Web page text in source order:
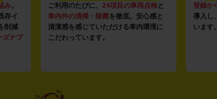
み。
存イ
削減
ズナブ
ご利用のたびに、 24項目の車両点検と
車内外の清掃・除菌を徹底。安心感と
清潔感を感じていただける車内環境に
こだわっています。
登録か
導入し
います